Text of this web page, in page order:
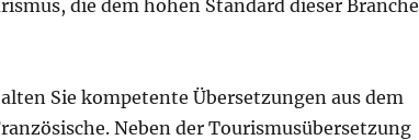
die dem hohen Standard dieser Branche
Sie kompetente Übersetzungen aus dem
Neben der Tourismusübersetzung